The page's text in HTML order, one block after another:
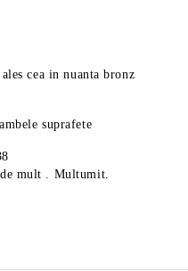
cea in nuanta bronz
suprafete
de mult . Multumit.